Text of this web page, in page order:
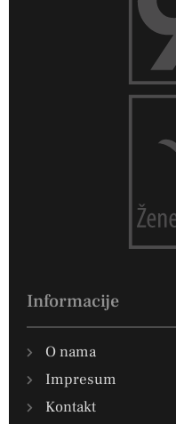
Informacije
O nama
Impresum
Kontakt